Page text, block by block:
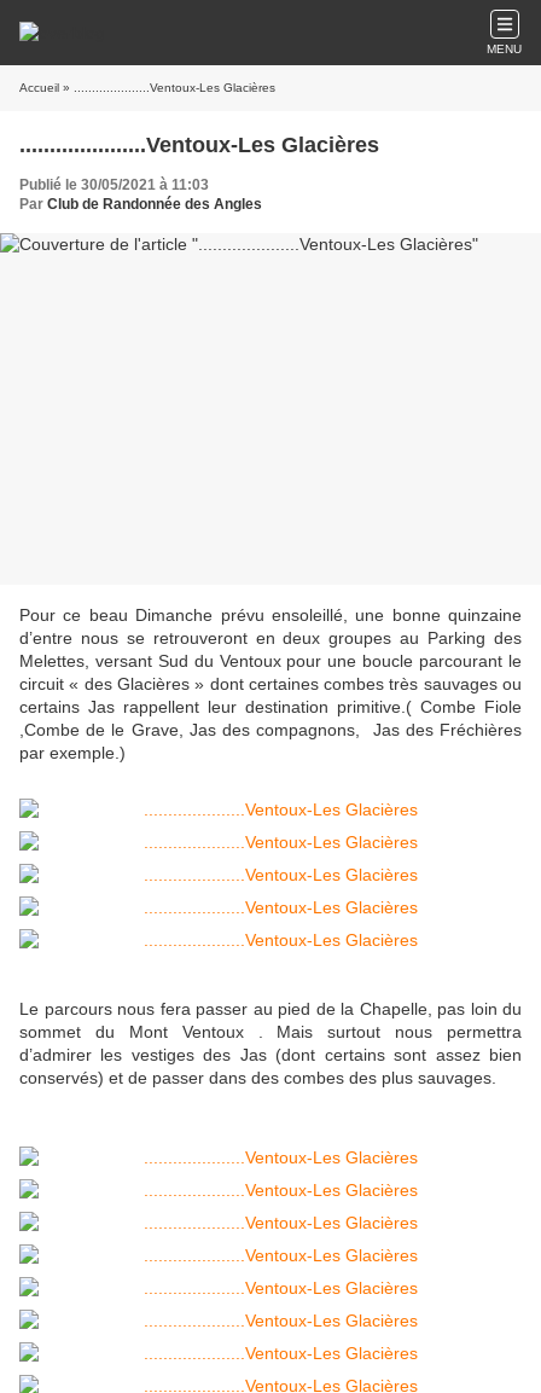
MENU
Accueil » .....................Ventoux-Les Glacières
.....................Ventoux-Les Glacières
Publié le 30/05/2021 à 11:03
Par Club de Randonnée des Angles
Pour ce beau Dimanche prévu ensoleillé, une bonne quinzaine
d’entre nous se retrouveront en deux groupes au Parking des
Melettes, versant Sud du Ventoux pour une boucle parcourant le
circuit « des Glacières » dont certaines combes très sauvages ou
certains Jas rappellent leur destination primitive.( Combe Fiole
,Combe de le Grave, Jas des compagnons, Jas des Fréchières
par exemple.)
Le parcours nous fera passer au pied de la Chapelle, pas loin du
sommet du Mont Ventoux . Mais surtout nous permettra
d’admirer les vestiges des Jas (dont certains sont assez bien
conservés) et de passer dans des combes des plus sauvages.